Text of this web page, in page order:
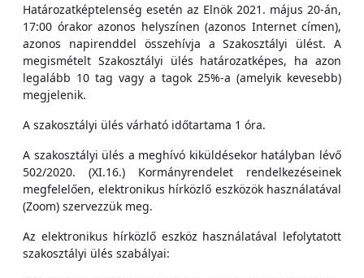
Határozatképtelenség esetén az Elnök 2021. május 20-án,
17:00 órakor azonos helyszínen (azonos Internet címen),
azonos napirenddel összehívja a Szakosztályi ülést. A
megismételt Szakosztályi ülés határozatképes, ha azon
legalább 10 tag vagy a tagok 25%-a (amelyik kevesebb)
megjelenik.
A szakosztályi ülés várható időtartama 1 óra.
A szakosztályi ülés a meghívó kiküldésekor hatályban lévő
502/2020. (XI.16.) Kormányrendelet rendelkezéseinek
megfelelően, elektronikus hírközlő eszközök használatával
(Zoom) szervezzük meg.
Az elektronikus hírközlő eszköz használatával lefolytatott
szakosztályi ülés szabályai: